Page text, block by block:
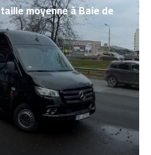
moyenne à Baie de